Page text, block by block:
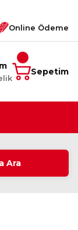
Online Ödeme
Sepetim
Ara